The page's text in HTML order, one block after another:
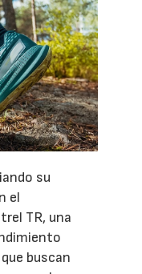
su
el
TR, una
buscan